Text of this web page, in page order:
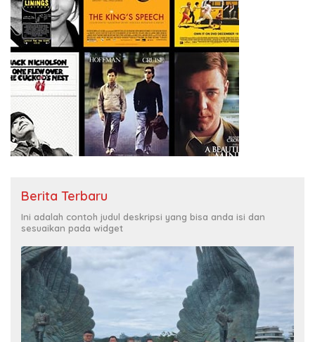
Berita Terbaru
Ini adalah contoh judul deskripsi yang bisa anda isi dan
sesuaikan pada widget